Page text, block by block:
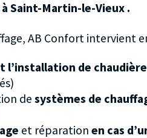
Saint-Martin-le-Vieux .
AB Confort intervient
l’installation de
desystèmes de
et réparationen cas